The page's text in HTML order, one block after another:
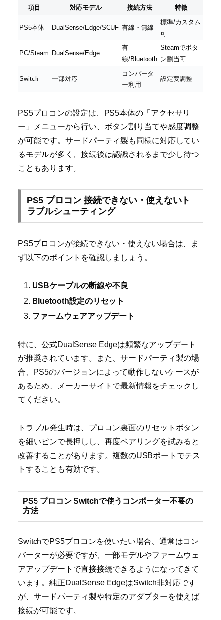
項目 対応モデル 接続方法 特徴
PS5本体 DualSense/Edge/SCUF 有線・無線
標準/カスタム
可
PC/Steam DualSense/Edge
有
線/Bluetooth
Steamでボタ
ン割当可
Switch 一部対応
コンバータ
ー利用
設定要調整
PS5プロコンの設定は、PS5本体の「アクセサリ
ー」メニューから行い、ボタン割り当てや感度調整
が可能です。サードパーティ製も同様に対応してい
るモデルが多く、接続後は認識されるまで少し待つ
こともあります。
PS5 プロコン 接続できない・使えないト
ラブルシューティング
PS5プロコンが接続できない・使えない場合は、ま
ず以下のポイントを確認しましょう。
USBケーブルの断線や不良
Bluetooth設定のリセット
ファームウェアアップデート
特に、公式DualSense Edgeは頻繁なアップデート
が推奨されています。また、サードパーティ製の場
合、PS5のバージョンによって動作しないケースが
あるため、メーカーサイトで最新情報をチェックし
てください。
トラブル発生時は、プロコン裏面のリセットボタン
を細いピンで長押しし、再度ペアリングを試みると
改善することがあります。複数のUSBポートでテス
トすることも有効です。
PS5 プロコン Switchで使うコンボーター不要の
方法
SwitchでPS5プロコンを使いたい場合、通常はコン
バーターが必要ですが、一部モデルやファームウェ
アアップデートで直接接続できるようになってきて
います。純正DualSense EdgeはSwitch非対応です
が、サードパーティ製や特定のアダプターを使えば
接続が可能です。